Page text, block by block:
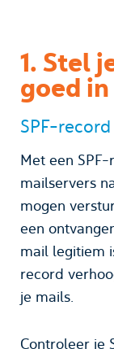
1. Stel
goed in
SPF-record
Met een
mailservers
mogen
een
mail legitiem
record
je mails.
Controleer je